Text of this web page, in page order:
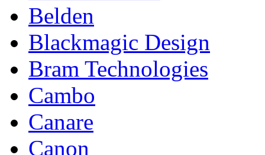
Belden
Blackmagic Design
Bram Technologies
Cambo
Canare
Canon